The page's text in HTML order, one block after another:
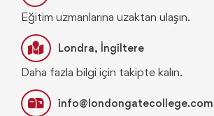
Eğitim uzmanlarına uzaktan ulaşın.
Londra, İngiltere
Daha fazla bilgi için takipte kalın.
info@londongatecollege.com